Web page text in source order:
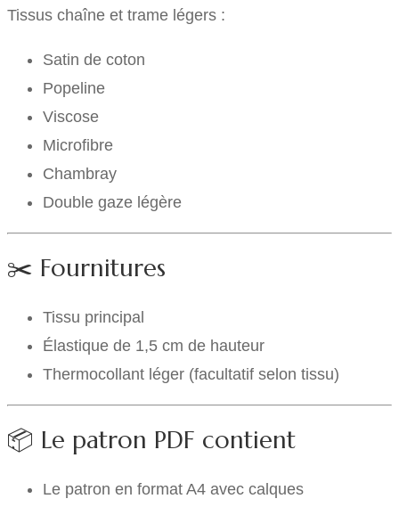
Tissus chaîne et trame légers :
Satin de coton
Popeline
Viscose
Microfibre
Chambray
Double gaze légère
✂️ Fournitures
Tissu principal
Élastique de 1,5 cm de hauteur
Thermocollant léger (facultatif selon tissu)
📦 Le patron PDF contient
Le patron en format A4 avec calques